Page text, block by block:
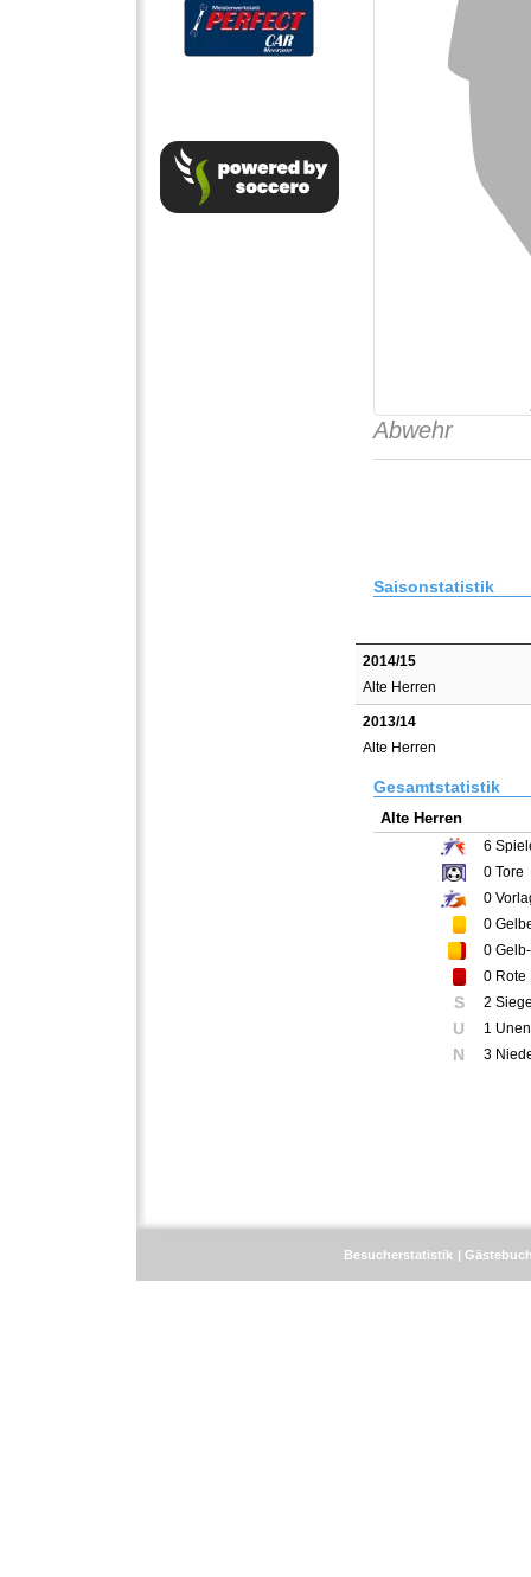
Abwehr
Saisonstatistik
2014/15
Alte Herren
2013/14
Alte Herren
Gesamtstatistik
Alte Herren
6
0 Tore
0
0
0
0 Rote
S 2
U 1
N 3
Besucherstatistik